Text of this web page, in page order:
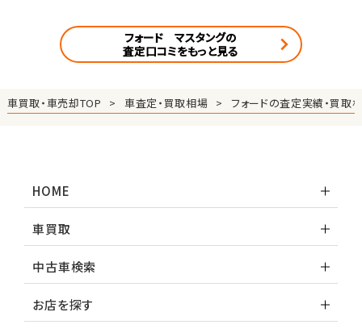
フォード マスタングの
査定口コミをもっと見る
車買取・車売却TOP 車査定・買取相場 フォードの査定実績・買取
HOME
車買取
中古車検索
お店を探す